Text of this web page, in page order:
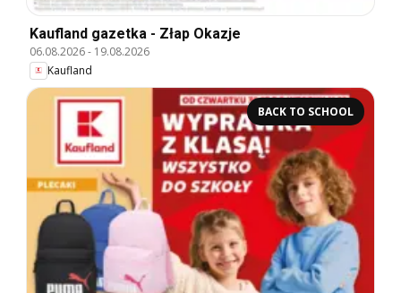
Kaufland gazetka - Złap Okazje
06.08.2026- 19.08.2026
Kaufland
BACK TO SCHOOL